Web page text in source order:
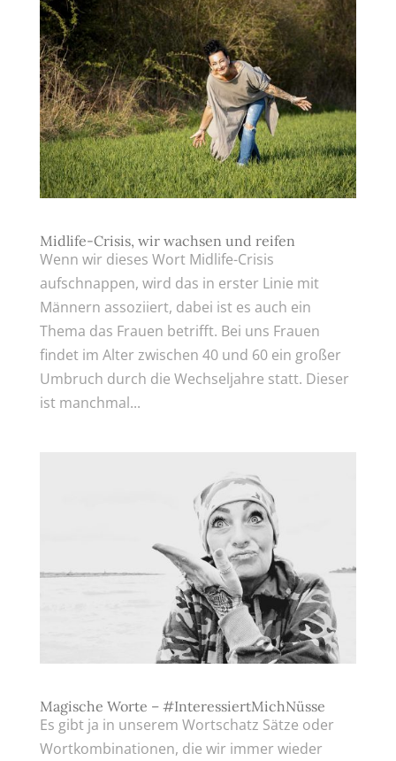
Midlife-Crisis, wir wachsen und reifen
Wenn wir dieses Wort Midlife-Crisis
aufschnappen, wird das in erster Linie mit
Männern assoziiert, dabei ist es auch ein
Thema das Frauen betrifft. Bei uns Frauen
findet im Alter zwischen 40 und 60 ein großer
Umbruch durch die Wechseljahre statt. Dieser
ist manchmal...
Magische Worte – #InteressiertMichNüsse
Es gibt ja in unserem Wortschatz Sätze oder
Wortkombinationen, die wir immer wieder